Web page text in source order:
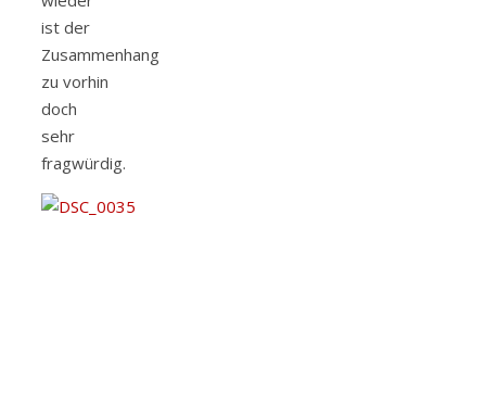
ist der
Zusammenhang
zu vorhin
doch
sehr
fragwürdig.